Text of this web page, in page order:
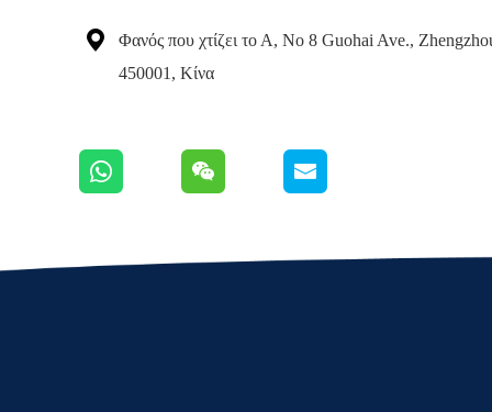

Φανός που χτίζει το Α, Νο 8 Guohai Ave.,
450001, Κίνα